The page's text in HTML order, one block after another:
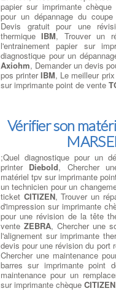
papier sur imprimante chèque
pour un dépannage du
Devis gratuit pour une
thermiqueIBM, Trouver un
l'entrainement papier sur
diagnostique pour un
Axiohm, Demander un devis
pos printerIBM, Le meilleur
sur imprimante point de vente
Vérifier son
;Quel diagnostique pour un
printer Diebold, Chercher
matériel tpv sur imprimante
un technicien pour un
ticket CITIZEN, Trouver un
d'impression sur imprimante
pour une révision de la tête
vente ZEBRA, Chercher une
l'alignement sur imprimante
devis pour une révision du port
Chercher une maintenance
barres sur imprimante point
maintenance pour un
sur imprimante chèque CITIZEN